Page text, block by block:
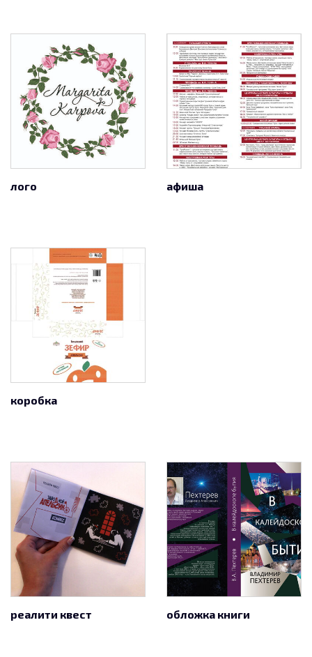
лого афиша
коробка
реалити квест обложка книги